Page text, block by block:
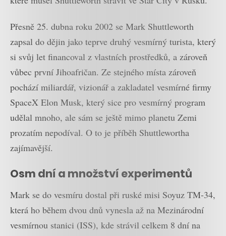
Přesně 25. dubna roku 2002 se Mark Shuttleworth
zapsal do dějin jako teprve druhý vesmírný turista, který
si svůj let financoval z vlastních prostředků, a zároveň
vůbec první Jihoafričan. Ze stejného místa zároveň
pochází miliardář, vizionář a zakladatel vesmírné firmy
SpaceX Elon Musk, který sice pro vesmírný program
udělal mnoho, ale sám se ještě mimo planetu Zemi
prozatím nepodíval. O to je příběh Shuttlewortha
zajímavější.
Osm dní a množství experimentů
Mark se do vesmíru dostal při ruské misi Soyuz TM-34,
která ho během dvou dnů vynesla až na Mezinárodní
vesmírnou stanici (ISS), kde strávil celkem 8 dní na